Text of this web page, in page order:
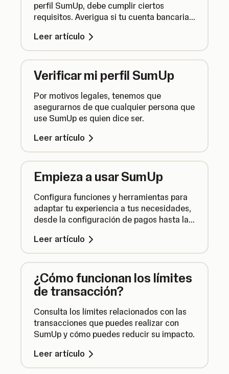
perfil SumUp, debe cumplir ciertos
requisitos. Averigua si tu cuenta bancaria
tu banco no es compatible.
Leer artículo
Verificar mi perfil SumUp
Por motivos legales, tenemos que
asegurarnos de que cualquier persona que
use SumUp es quien dice ser.
Leer artículo
Empieza a usar SumUp
Configura funciones y herramientas para
adaptar tu experiencia a tus necesidades,
desde la configuración de pagos hasta la
Leer artículo
¿Cómo funcionan los límites
de transacción?
Consulta los límites relacionados con las
transacciones que puedes realizar con
SumUp y cómo puedes reducir su impacto.
Leer artículo